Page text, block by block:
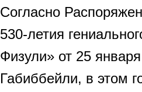
Согласно
530-летия
Физули» от 25
Габиббейли, в этом